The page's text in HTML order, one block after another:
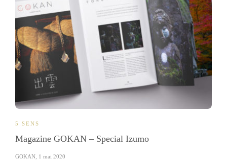
5 SENS
Magazine GOKAN – Special Izumo
GOKAN 1 mai 2020